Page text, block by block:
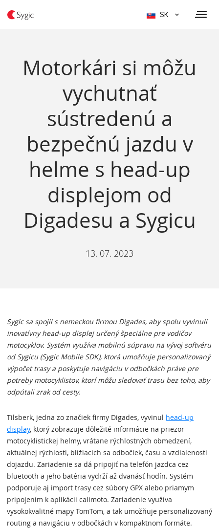
SK
Motorkári si môžu
vychutnať
sústredenú a
bezpečnú jazdu v
helme s head-up
displejom od
Digadesu a Sygicu
13. 07. 2023
Sygic sa spojil s nemeckou firmou Digades, aby spolu vyvinuli
inovatívny head-up displej určený špeciálne pre vodičov
motocyklov. Systém využíva mobilnú súpravu na vývoj softvéru
od Sygicu (Sygic Mobile SDK), ktorá umožňuje personalizovaný
výpočet trasy a poskytuje navigáciu v odbočkách práve pre
potreby motocyklistov, ktorí môžu sledovať trasu bez toho, aby
odpútali zrak od cesty.
Tilsberk, jedna zo značiek firmy Digades, vyvinul head-up
display, ktorý zobrazuje dôležité informácie na priezor
motocyklistickej helmy, vrátane rýchlostných obmedzení,
aktuálnej rýchlosti, blížiacich sa odbočiek, času a vzdialenosti
dojazdu. Zariadenie sa dá pripojiť na telefón jazdca cez
bluetooth a jeho batéria vydrží až dvanásť hodín. Systém
podporuje aj import trasy cez súbory GPX alebo priamym
pripojením k aplikácii calimoto. Zariadenie využíva
vysokokvalitné mapy TomTom, a tak umožňuje personalizovaný
routing a navigáciu v odbočkách v kompaktnom formáte.